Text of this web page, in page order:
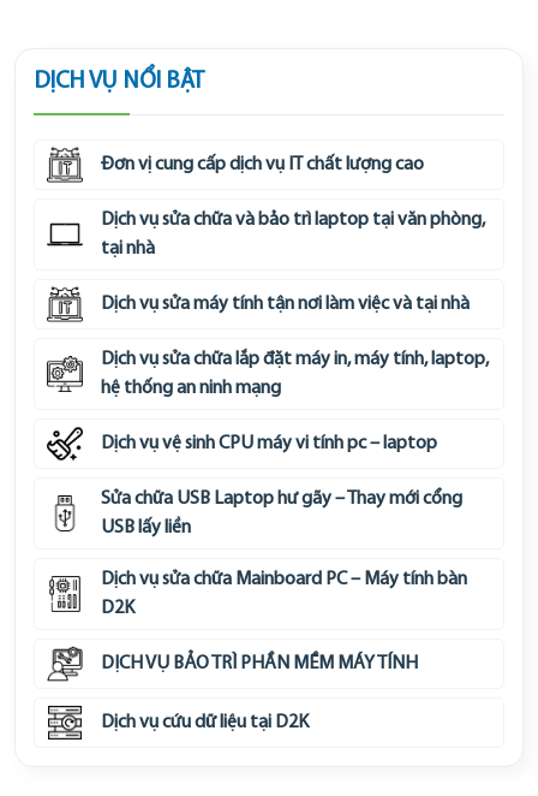
DỊCH VỤ NỔI BẬT
Đơn vị cung cấp dịch vụ IT chất lượng cao
Dịch vụ sửa chữa và bảo trì laptop tại văn phòng,
tại nhà
Dịch vụ sửa máy tính tận nơi làm việc và tại nhà
Dịch vụ sửa chữa lắp đặt máy in, máy tính, laptop,
hệ thống an ninh mạng
Dịch vụ vệ sinh CPU máy vi tính pc – laptop
Sửa chữa USB Laptop hư gãy – Thay mới cổng
USB lấy liền
Dịch vụ sửa chữa Mainboard PC – Máy tính bàn
D2K
DỊCH VỤ BẢO TRÌ PHẦN MỀM MÁY TÍNH
Dịch vụ cứu dữ liệu tại D2K